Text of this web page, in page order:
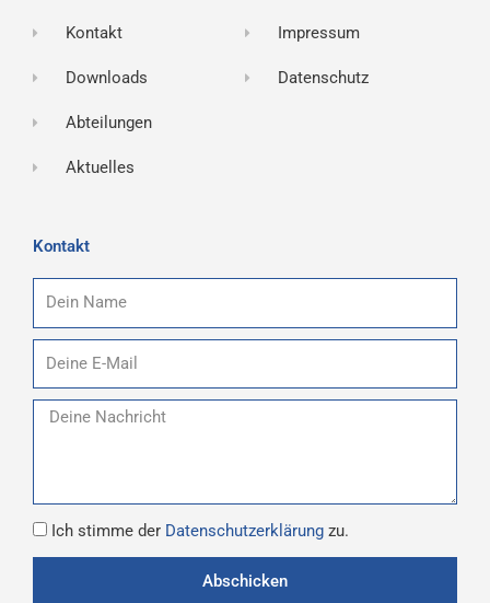
Kontakt
Downloads
Abteilungen
Aktuelles
Impressum
Datenschutz
Kontakt
Name
Nachricht
Datenschutz
Ich stimme der Datenschutzerklärung zu.
Abschicken